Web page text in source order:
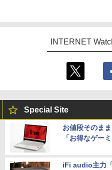
INTERNET
Special Site
お値段そのま
「お得なゲー
iFi audio主力